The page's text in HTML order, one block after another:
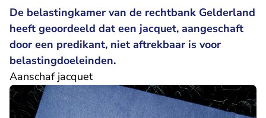
De belastingkamer van de rechtbank Gelderland
heeft geoordeeld dat een jacquet, aangeschaft
door een predikant, niet aftrekbaar is voor
belastingdoeleinden.
Aanschaf jacquet